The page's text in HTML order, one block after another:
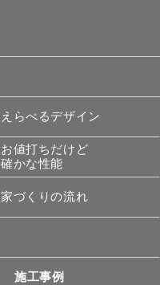
えらべるデザイン
お値打ちだけど
確かな性能
家づくりの流れ
施工事例